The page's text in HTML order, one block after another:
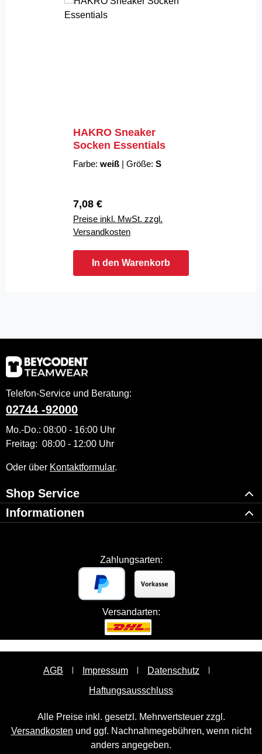
HAKRO Sneaker
Socken Essentials
Farbe: weiß | Größe: S
Regulärer Preis:
7,08 €
Preise inkl. MwSt. zzgl.
Versandkosten
In den Warenkorb
Telefon-Service und Beratung:
02744 -92000
Mo.-Do.: 08:00 - 16:00 Uhr
Freitag: 08:00 - 12:00 Uhr
Oder über Kontaktformular.
Shop Service
Informationen
Zahlungsarten:
Versandarten:
AGB Impressum
Datenschutz
Haftungsausschluss
Alle Preise inkl. gesetzl. Mehrwertsteuer zzgl.
Versandkosten und ggf. Nachnahmegebühren, wenn nicht
anders angegeben.